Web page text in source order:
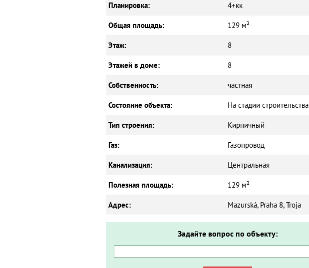
Планировка: 4+кк
Общая площадь: 129 м²
Этаж: 8
Этажей в доме: 8
Собственность: частная
Состояние объекта: На стадии строительства
Тип строения: Кирпичный
Газ: Газопровод
Канализация: Центральная
Полезная площадь: 129 м²
Адрес: Mazurská, Praha 8, Troja
Задайте вопрос по объекту: